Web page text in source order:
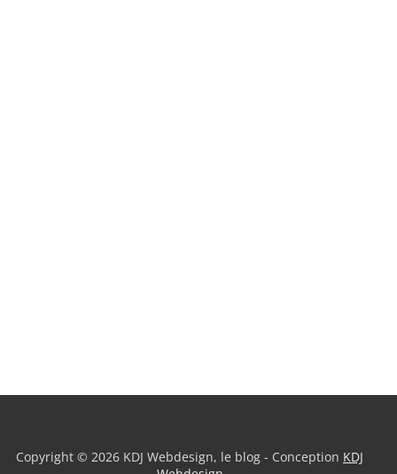
Copyright © 2026 KDJ Webdesign, le blog - Conception KDJ